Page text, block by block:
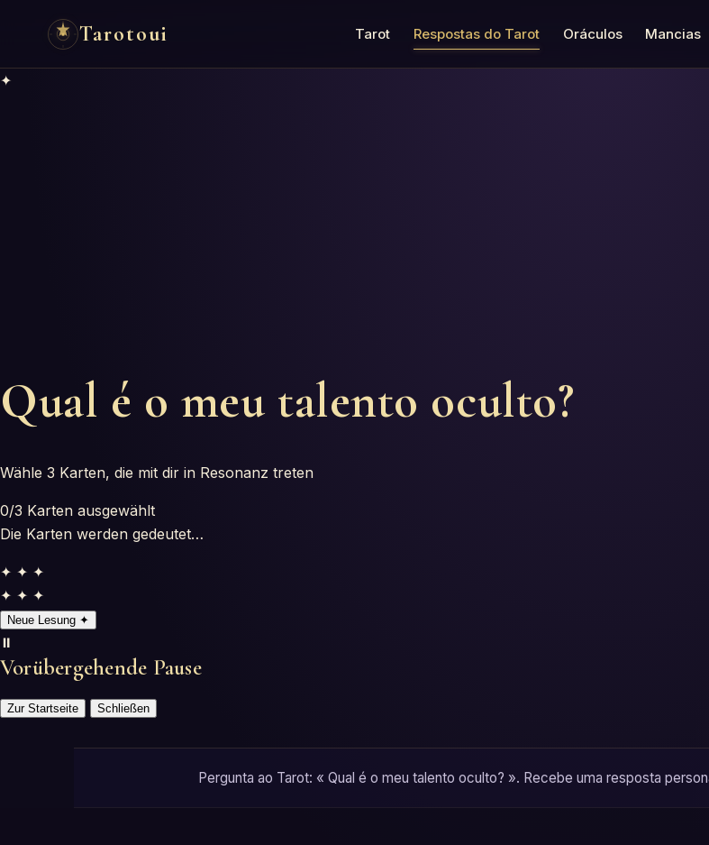
Tarotoui Tarot Respostas do Tarot Oráculos Mancias
✦
Qual é o meu talento oculto?
Wähle 3 Karten, die mit dir in Resonanz treten
0/3 Karten ausgewählt
Die Karten werden gedeutet…
✦ ✦ ✦
✦ ✦ ✦
Neue Lesung ✦
⏸️
Vorübergehende Pause
Zur Startseite Schließen
Pergunta ao Tarot: « Qual é o meu talento oculto? ». Recebe uma resposta